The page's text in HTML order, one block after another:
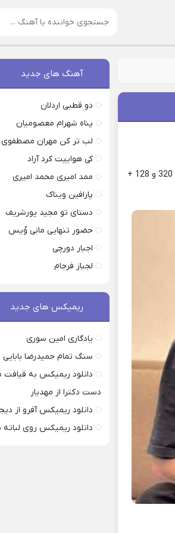
با ما باشید با پست ویژه دیگری که برای شما اماده کردیم همراه با دو کیفیت 320 و 128 +
آهنگ های جدید
دو قطبی اردلان
پناه شهرام معصومیان
لب تر کن مهران مصطفوی
کی هواییت کرد آراد
ممد امیری محمد امیری
پارافین ویناک
دستای تو مجید پورشریف
حضور تنهایی مانی وُیس
اجبار دورچی
لجباز فرجام
ریمیکس های جدید
یادگاری امین سوری
سنگ تمام حمیدرضا بابایی
دانلود ریمیکس به
دست دکترا از مهدیار
دانلود ریمیکس آفرو از
دانلود ریمیکس روی